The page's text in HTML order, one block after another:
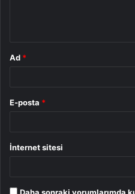
Ad *
E-posta *
İnternet sitesi